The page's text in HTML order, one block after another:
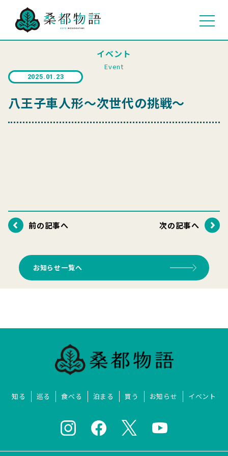
イベント
Event
2025.01.23
八王子車人形〜次世代の挑戦〜
前の記事へ 次の記事へ
お知らせ一覧へ
知る 巡る 食べる 泊まる 買う お知らせ イベント